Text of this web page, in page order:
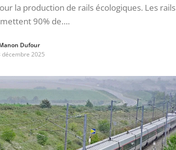
la production de rails écologiques. Les rails
90% de….
Dufour
décembre 2025